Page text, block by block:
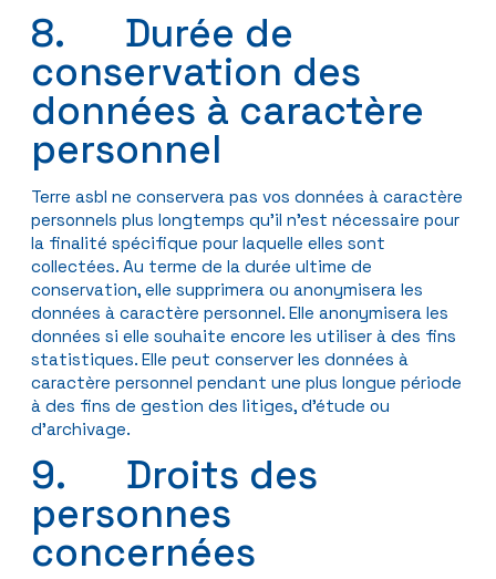
8. Durée de
conservation des
données à caractère
personnel
Terre asbl ne conservera pas vos données à caractère
personnels plus longtemps qu’il n’est nécessaire pour
la finalité spécifique pour laquelle elles sont
collectées. Au terme de la durée ultime de
conservation, elle supprimera ou anonymisera les
données à caractère personnel. Elle anonymisera les
données si elle souhaite encore les utiliser à des fins
statistiques. Elle peut conserver les données à
caractère personnel pendant une plus longue période
à des fins de gestion des litiges, d’étude ou
d’archivage.
9. Droits des
personnes
concernées